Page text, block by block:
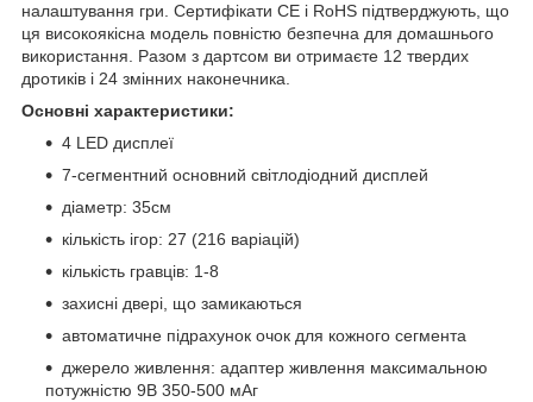
налаштування гри. Сертифікати CE і RoHS підтверджують, що
ця високоякісна модель повністю безпечна для домашнього
використання. Разом з дартсом ви отримаєте 12 твердих
дротиків і 24 змінних наконечника.
Основні характеристики:
4 LED дисплеї
7-сегментний основний світлодіодний дисплей
діаметр: 35см
кількість ігор: 27 (216 варіацій)
кількість гравців: 1-8
захисні двері, що замикаються
автоматичне підрахунок очок для кожного сегмента
джерело живлення: адаптер живлення максимальною
потужністю 9В 350-500 мАг